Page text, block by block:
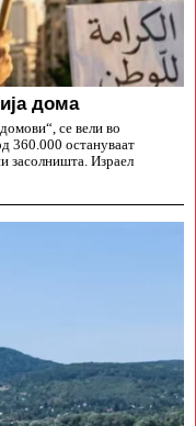
дома
се вели во
360.000 остануваат
засолништа. Израел